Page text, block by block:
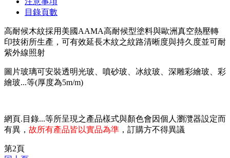
目錄頁數
高耐候木紋採用美國AAMA高耐候型塗料與歐洲真空熱壓轉
印技術所生產，可有效延長木紋之紋路清晰度與持久度並可耐
紫外線照射
圖片玻璃可安裝透明光玻、噴砂玻、冰紋玻、深雕彩繪玻、彩
繪玻...等(厚度為5m/m)
網頁.目錄...等所呈現之產品樣式與顏色會因個人瀏灠器設定而
有異， 故所有產品皆以實品為準 ，訂購方不得異議
第2頁